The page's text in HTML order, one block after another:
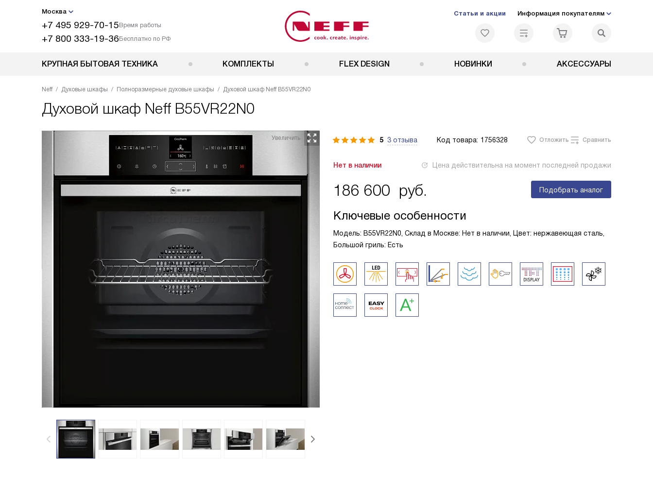
Москва
+7 495 929-70-15Время работы
+7 800 333-19-36Бесплатно по РФ
Статьи и акции Информация покупателям
КРУПНАЯ БЫТОВАЯ ТЕХНИКА КОМПЛЕКТЫ FLEX DESIGN НОВИНКИ АКСЕССУАРЫ
Neff Духовые шкафы Полноразмерные духовые шкафы Духовой шкаф Neff B55VR22N0
Духовой шкаф Neff B55VR22N0
5 3 отзыва Код товара: 1756328 Отложить Сравнить
Нет в наличии Цена действительна на момент последней продажи
186 600 руб. Подобрать аналог
Ключевые особенности
Модель: B55VR22N0, Склад в Москве: Нет в наличии, Цвет: нержавеющая сталь,
Большой гриль: Есть